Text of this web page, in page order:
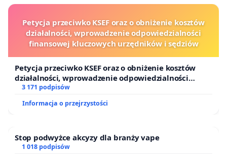
Petycja przeciwko KSEF oraz o obniżenie kosztów
działalności, wprowadzenie odpowiedzialności
finansowej kluczowych urzędników i sędziów
Petycja przeciwko KSEF oraz o obniżenie kosztów
działalności, wprowadzenie odpowiedzialności
finansowej kluczowych urzędników i sędziów
3 171 podpisów
Informacja o przejrzystości
Stop podwyżce akcyzy dla branży vape
1 018 podpisów